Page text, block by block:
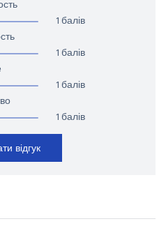
1 балів
1 балів
1 балів
1 балів
відгук